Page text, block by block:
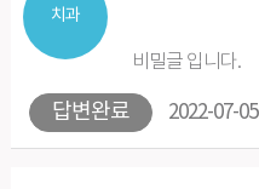
치과
답변완료
비밀글 입니다.
2022-07-05